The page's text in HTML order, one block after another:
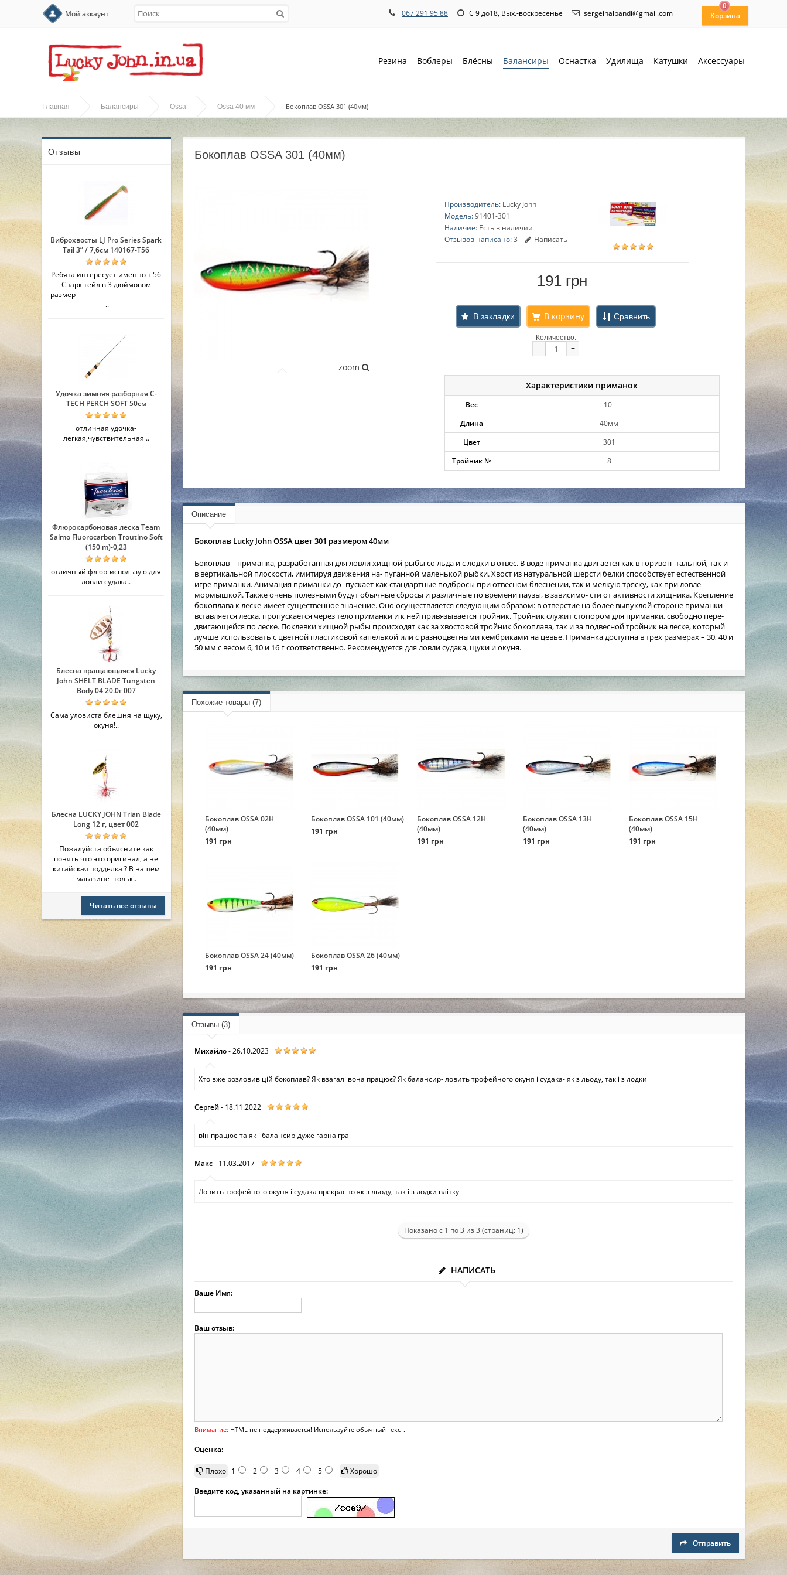
Мой аккаунт 067 291 95 88 С 9 до18, Вых.-воскресенье sergeinalbandi@gmail.com
0
Резина Воблеры Блёсны Балансиры Оснастка Удилища Катушки Аксессуары
Главная Балансиры Ossa Ossa 40 мм Бокоплав OSSA 301 (40мм)
Отзывы
Виброхвосты LJ Pro Series Spark
Tail 3” / 7,6см 140167-T56
Ребята интересует именно т 56
Спарк тейл в 3 дюймовом
размер ------------------------------------
-..
Удочка зимняя разборная C-
TECH PERCH SOFT 50см
отличная удочка-
легкая,чувствительная ..
Флюрокарбоновая леска Team
Salmo Fluorocarbon Troutino Soft
(150 m)-0,23
отличный флюр-использую для
ловли судака..
Блесна вращающаяся Lucky
John SHELT BLADE Tungsten
Body 04 20.0г 007
Сама уловиста блешня на щуку,
окуня!..
Блесна LUCKY JOHN Trian Blade
Long 12 г, цвет 002
Пожалуйста объясните как
понять что это оригинал, а не
китайская подделка ? В нашем
магазине- тольк..
Читать все отзывы
Бокоплав OSSA 301 (40мм)
zoom
Производитель: Lucky John
Модель:91401-301
Наличие: Есть в наличии
Отзывов написано:3 Написать
191 грн
В закладки Сравнить
Количество:
-
+
Характеристики приманок
Вес
10г
Длина
40мм
Цвет
301
Тройник №
8
Описание
Бокоплав Lucky John OSSA цвет 301 размером 40мм
Бокоплав – приманка, разработанная для ловли хищной рыбы со льда и с лодки в отвес. В воде приманка двигается как в горизон- тальной, так и
в вертикальной плоскости, имитируя движения на- пуганной маленькой рыбки. Хвост из натуральной шерсти белки способствует естественной
игре приманки. Анимация приманки до- пускает как стандартные подбросы при отвесном блеснении, так и мелкую тряску, как при ловле
мормышкой. Также очень полезными будут обычные сбросы и различные по времени паузы, в зависимо- сти от активности хищника. Крепление
бокоплава к леске имеет существенное значение. Оно осуществляется следующим образом: в отверстие на более выпуклой стороне приманки
вставляется леска, пропускается через тело приманки и к ней привязывается тройник. Тройник служит стопором для приманки, свободно пере-
двигающейся по леске. Поклевки хищной рыбы происходят как за хвостовой тройник бокоплава, так и за подвесной тройник на леске, который
лучше использовать с цветной пластиковой капелькой или с разноцветными кембриками на цевье. Приманка доступна в трех размерах – 30, 40 и
50 мм с весом 6, 10 и 16 г соответственно. Рекомендуется для ловли судака, щуки и окуня.
Похожие товары (7)
Бокоплав OSSA 02Н
(40мм)
191 грн
Бокоплав OSSA 101 (40мм)
191 грн
Бокоплав OSSA 12Н
(40мм)
191 грн
Бокоплав OSSA 13Н
(40мм)
191 грн
Бокоплав OSSA 15Н
(40мм)
191 грн
Бокоплав OSSA 24 (40мм)
191 грн
Бокоплав OSSA 26 (40мм)
191 грн
Отзывы (3)
Михайло- 26.10.2023
Хто вже розловив цій бокоплав? Як взагалі вона працює? Як балансир- ловить трофейного окуня і судака- як з льоду, так і з лодки
Сергей- 18.11.2022
вiн працюе та як i балансир-дуже гарна гра
Макс- 11.03.2017
Ловить трофейного окуня і судака прекрасно як з льоду, так і з лодки влітку
Показано с 1 по 3 из 3 (страниц: 1)
НАПИСАТЬ
Ваше Имя:
Ваш отзыв:
Внимание: HTML не поддерживается! Используйте обычный текст.
Оценка:
Плохо 1 2 3 4 5
Хорошо
Введите код, указанный на картинке:
Отправить